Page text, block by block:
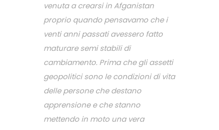
venuta a crearsi in Afganistan
proprio quando pensavamo che i
venti anni passati avessero fatto
maturare semi stabili di
cambiamento. Prima che gli assetti
geopolitici sono le condizioni di vita
delle persone che destano
apprensione e che stanno
mettendo in moto una vera